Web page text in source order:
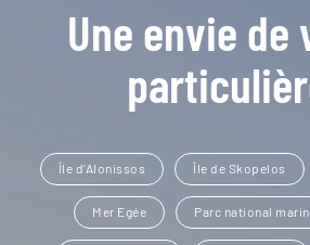
Une envie de
Île d'Alonissos Île de Skopelos
Mer Egée Parc national